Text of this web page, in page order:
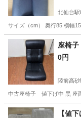
北仙台駅
サイズ（cm） 奥行85 横幅
宮城 仙台市 北仙台
座椅
0円
陸前高砂
中古座椅子 値下げ中 黒 座
宮城 仙台市 陸前高
【値